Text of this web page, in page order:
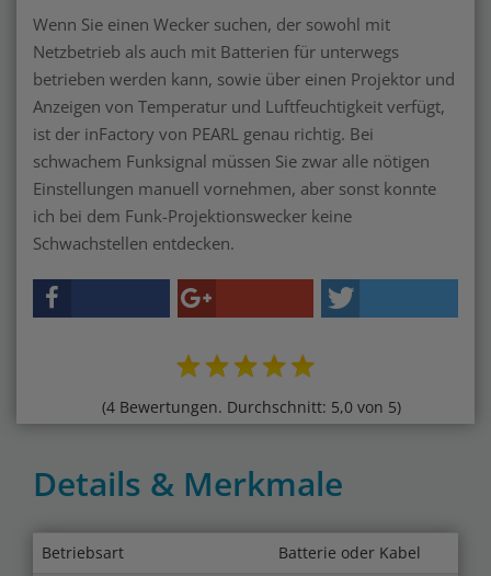
Wenn Sie einen Wecker suchen, der sowohl mit
Netzbetrieb als auch mit Batterien für unterwegs
betrieben werden kann, sowie über einen Projektor und
Anzeigen von Temperatur und Luftfeuchtigkeit verfügt,
ist der inFactory von PEARL genau richtig. Bei
schwachem Funksignal müssen Sie zwar alle nötigen
Einstellungen manuell vornehmen, aber sonst konnte
ich bei dem Funk-Projektionswecker keine
Schwachstellen entdecken.
(4 Bewertungen. Durchschnitt: 5,0 von 5)
Details & Merkmale
Betriebsart Batterie oder Kabel